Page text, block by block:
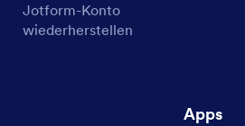
Jotform-Konto
wiederherstellen
Apps